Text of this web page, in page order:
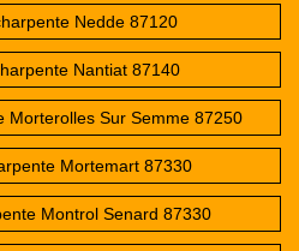
Nedde 87120
Nantiat 87140
Morterolles Sur Semme 87250
Mortemart 87330
Montrol Senard 87330